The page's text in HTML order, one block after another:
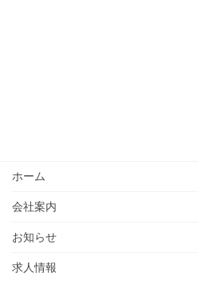
ホーム
会社案内
お知らせ
求人情報